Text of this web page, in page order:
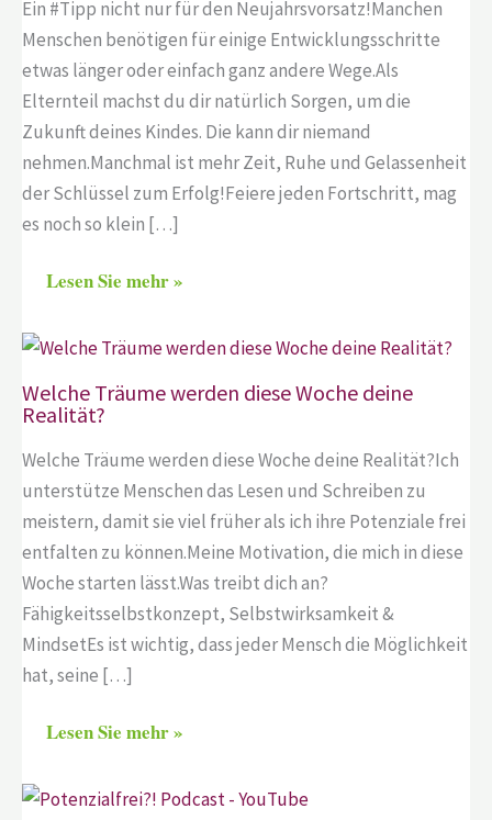
Ein #Tipp nicht nur für den Neujahrsvorsatz!Manchen
Menschen benötigen für einige Entwicklungsschritte
etwas länger oder einfach ganz andere Wege.Als
Elternteil machst du dir natürlich Sorgen, um die
Zukunft deines Kindes. Die kann dir niemand
nehmen.Manchmal ist mehr Zeit, Ruhe und Gelassenheit
der Schlüssel zum Erfolg!Feiere jeden Fortschritt, mag
es noch so klein […]
Lesen Sie mehr »
Welche Träume werden diese Woche deine
Realität?
Welche Träume werden diese Woche deine Realität?Ich
unterstütze Menschen das Lesen und Schreiben zu
meistern, damit sie viel früher als ich ihre Potenziale frei
entfalten zu können.Meine Motivation, die mich in diese
Woche starten lässt.Was treibt dich an?
Fähigkeitsselbstkonzept, Selbstwirksamkeit &
MindsetEs ist wichtig, dass jeder Mensch die Möglichkeit
hat, seine […]
Lesen Sie mehr »